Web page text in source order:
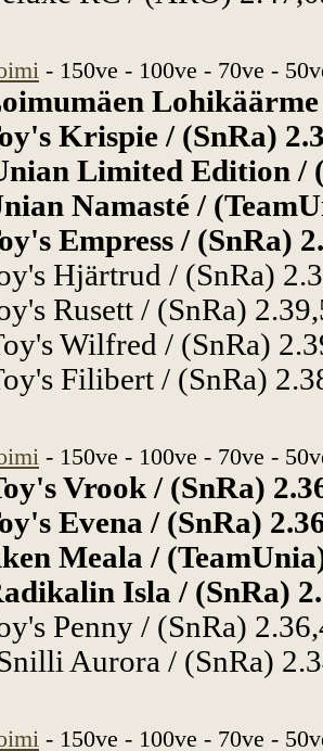
- 150ve - 100ve - 70ve -
Krispie / (SnRa)
Limited Edition /
Namasté /
Empress / (SnRa)
Hjärtrud / (SnRa)
Rusett / (SnRa)
Wilfred / (SnRa)
Filibert / (SnRa)
- 150ve - 100ve - 70ve -
Vrook / (SnRa)
Evena / (SnRa)
Meala /
Isla / (SnRa)
Penny / (SnRa)
Aurora / (SnRa)
- 150ve - 100ve - 70ve -